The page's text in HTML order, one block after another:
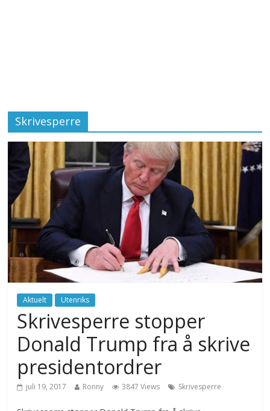
Skrivesperre
Aktuelt Utenriks
Skrivesperre stopper
Donald Trump fra å skrive
presidentordrer
juli 19, 2017 Ronny 3847 Views Skrivesperre